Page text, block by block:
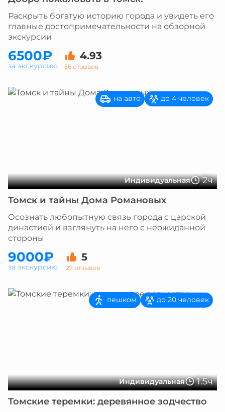
Раскрыть богатую историю города и увидеть его
главные достопримечательности на обзорной
экскурсии
6500₽ 4.93
56 отзывов
за экскурсию
Индивидуальная 2ч
на авто до 4 человек
Томск и тайны Дома Романовых
Осознать любопытную связь города с царской
династией и взглянуть на него с неожиданной
стороны
9000₽ 5
27 отзывов
за экскурсию
Индивидуальная 1.5ч
пешком до 20 человек
Томские теремки: деревянное зодчество